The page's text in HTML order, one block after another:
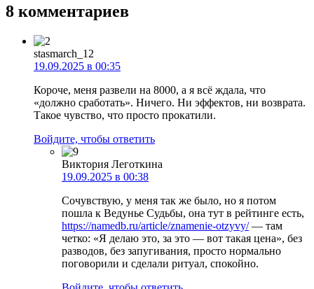
8 комментариев
stasmarch_12
19.09.2025 в 00:35
Короче, меня развели на 8000, а я всё ждала, что
«должно сработать». Ничего. Ни эффектов, ни возврата.
Такое чувство, что просто прокатили.
Войдите, чтобы ответить
Виктория Леготкина
19.09.2025 в 00:38
Сочувствую, у меня так же было, но я потом
пошла к Ведунье Судьбы, она тут в рейтинге есть,
https://namedb.ru/article/znamenie-otzyvy/— там
четко: «Я делаю это, за это — вот такая цена», без
разводов, без запугивания, просто нормально
поговорили и сделали ритуал, спокойно.